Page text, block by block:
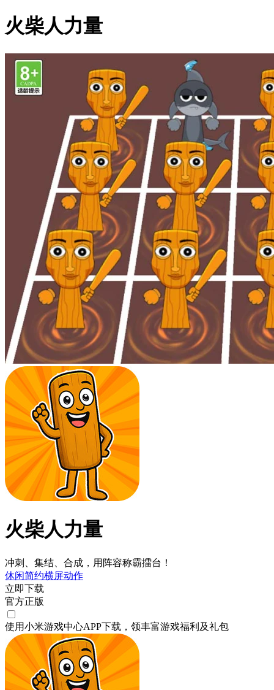
火柴人力量
火柴人力量
冲刺、集结、合成，用阵容称霸擂台！
休闲简约横屏动作
立即下载
官方正版
使用小米游戏中心APP下载 ，领丰富游戏福利 及礼包